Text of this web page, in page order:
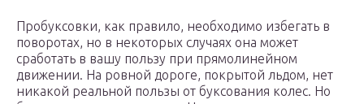
Пробуксовки, как правило, необходимо избегать в
поворотах, но в некоторых случаях она может
сработать в вашу пользу при прямолинейном
движении. На ровной дороге, покрытой льдом, нет
никакой реальной пользы от буксования колес. Но